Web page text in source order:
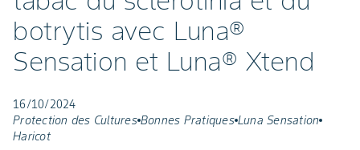
botrytis avec Luna®
Sensation et Luna® Xtend
16/10/2024
Protection des Cultures Bonnes Pratiques Luna Sensation
Haricot